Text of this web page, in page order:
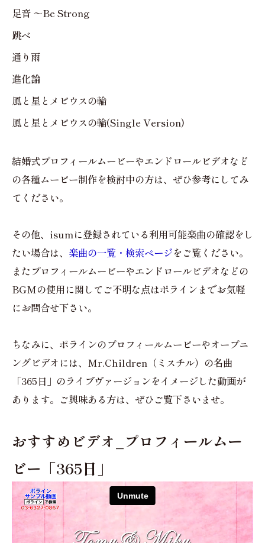
足音 ～Be Strong
跳べ
通り雨
進化論
風と星とメビウスの輪
風と星とメビウスの輪(Single Version)
結婚式プロフィールムービーやエンドロールビデオなど
の各種ムービー制作を検討中の方は、ぜひ参考にしてみ
てください。
その他、isumに登録されている利用可能楽曲の確認をし
たい場合は、 楽曲の一覧・検索ページをご覧ください。
またプロフィールムービーやエンドロールビデオなどの
BGMの使用に関してご不明な点はポラインまでお気軽
にお問合せ下さい。
ちなみに、ポラインのプロフィールムービーやオープニ
ングビデオには、Mr.Children（ミスチル）の名曲
「365日」のライブヴァージョンをイメージした動画が
あります。ご興味ある方は、ぜひご覧下さいませ。
おすすめビデオ_プロフィールムー
ビー「365日」